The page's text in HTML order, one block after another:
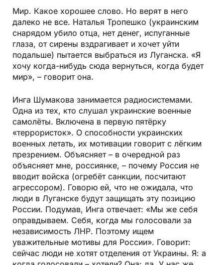
Мир. Какое хорошее слово. Но верят в него
далеко не все. Наталья Тропешко (украинским
снарядом убило отца, нет денег, испуганные
глаза, от сирены вздрагивает и хочет уйти
подальше) пытается выбраться из Луганска. «Я
хочу когда-нибудь сюда вернуться, когда будет
мир», – говорит она.
Инга Шумакова занимается радиосистемами.
Одна из тех, кто слушал украинские военные
самолёты. Включена в первую пятёрку
«террористок». О способности украинских
военных летать, их мотивации говорит с лёгким
презрением. Объясняет – в очередной раз
объясняет мне, россиянке, – почему Россия не
вводит войска (огребёт санкции, посчитают
агрессором). Говорю ей, что не ожидала, что
люди в Луганске будут защищать эту позицию
России. Подумав, Инга отвечает: «Мы же себя
оправдываем. Себя, когда мы голосовали за
независимость ЛНР. Поэтому ищем
уважительные мотивы для России». Говорит:
сейчас люди не хотят отделения от Украины. Я: а